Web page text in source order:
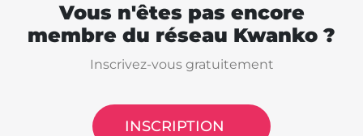
Vous n'êtes pas encore
membre du réseau Kwanko ?
Inscrivez-vous gratuitement
INSCRIPTION